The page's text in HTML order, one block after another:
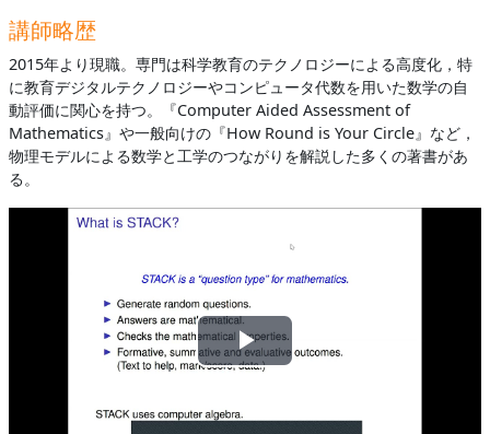
講師略歴
2015年より現職。専門は科学教育のテクノロジーによる高度化，特
に教育デジタルテクノロジーやコンピュータ代数を用いた数学の自
動評価に関心を持つ。『Computer Aided Assessment of
Mathematics』や一般向けの『How Round is Your Circle』など，
物理モデルによる数学と工学のつながりを解説した多くの著書があ
る。
ビ
デ